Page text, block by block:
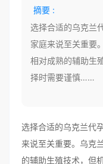
摘要 :
选择合适的乌克兰
家庭来说至关重要
相对成熟的辅助生
择时需要谨慎……
选择合适的乌克兰代
来说至关重要。乌克
的辅助生殖技术，但